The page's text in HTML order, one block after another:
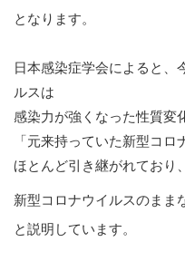
となります。
日本感染症学会によると、
ルスは
感染力が強くなった性質変
「元来持っていた新型コ
ほとんど引き継がれており
新型コロナウイルスのまま
と説明しています。